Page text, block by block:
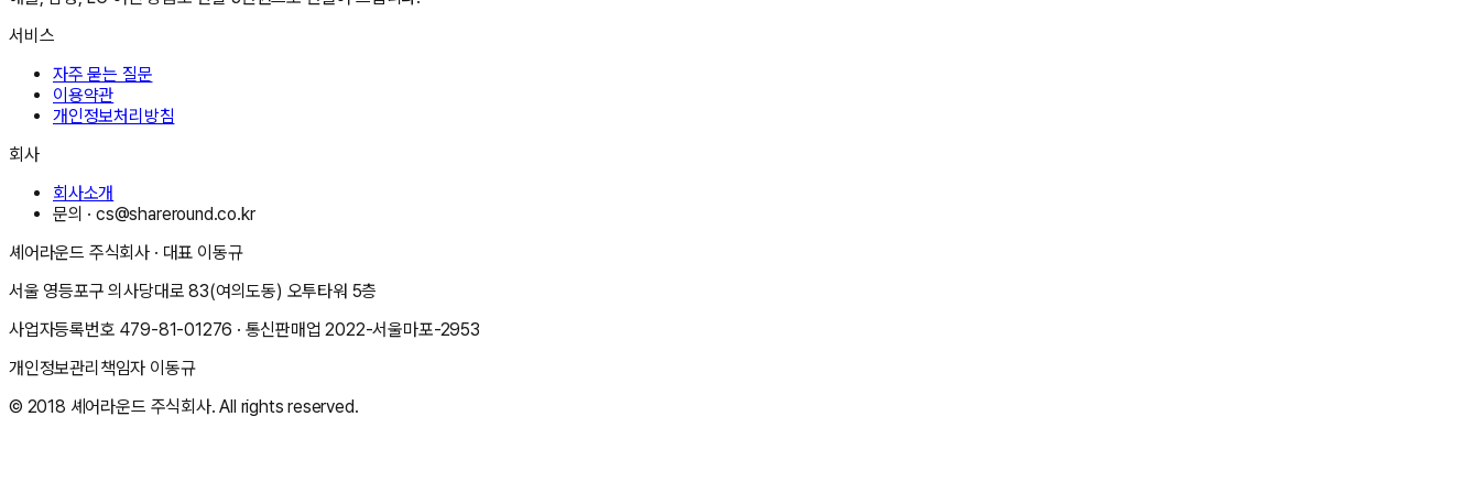
서비스
자주 묻는 질문
이용약관
개인정보처리방침
회사
회사소개
문의 ·cs@shareround.co.kr
셰어라운드 주식회사 · 대표 이동규
서울 영등포구 의사당대로 83(여의도동) 오투타워 5층
사업자등록번호 479-81-01276 · 통신판매업2022-서울마포-2953
개인정보관리책임자 이동규
© 2018 셰어라운드 주식회사. All rights reserved.